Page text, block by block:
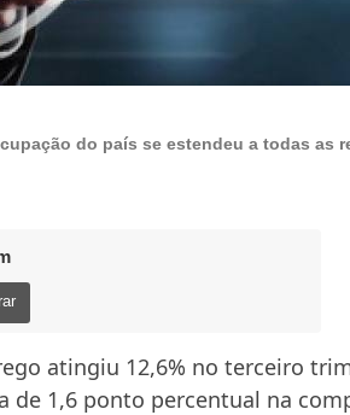
do país se estendeu a todas as
atingiu 12,6% no terceiro
de 1,6 ponto percentual na